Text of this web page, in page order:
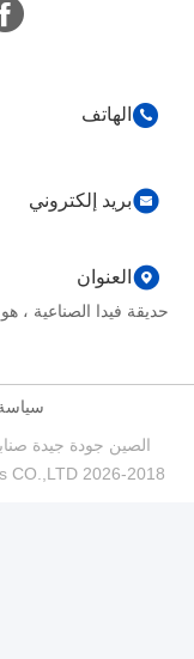
الهاتف
بريد إلكتروني
العنوان
حديقة فيدا الصناعية ،
الصين جودة جيدة
2018-2026 Jiangsu Xingrui Tools CO.,LTD . كل الحقوق محفوظة.